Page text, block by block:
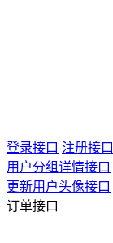
登录接口 注册接口
用户分组详情接口
更新用户头像接口
订单接口